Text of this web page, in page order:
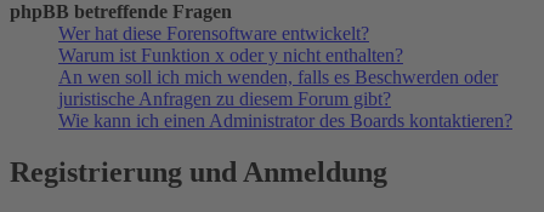
phpBB betreffende Fragen
Wer hat diese Forensoftware entwickelt?
Warum ist Funktion x oder y nicht enthalten?
An wen soll ich mich wenden, falls es Beschwerden oder
juristische Anfragen zu diesem Forum gibt?
Wie kann ich einen Administrator des Boards kontaktieren?
Registrierung und Anmeldung